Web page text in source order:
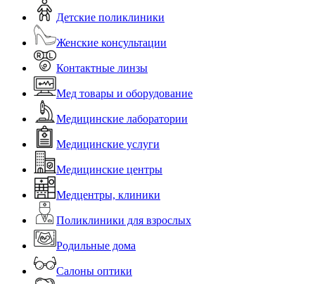
Детские поликлиники
Женские консультации
Контактные линзы
Мед товары и оборудование
Медицинские лаборатории
Медицинские услуги
Медицинские центры
Медцентры, клиники
Поликлиники для взрослых
Родильные дома
Салоны оптики